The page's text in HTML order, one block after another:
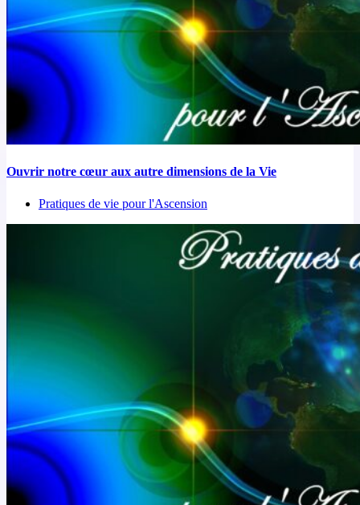
Ouvrir notre cœur aux autre dimensions de la Vie
Pratiques de vie pour l'Ascension